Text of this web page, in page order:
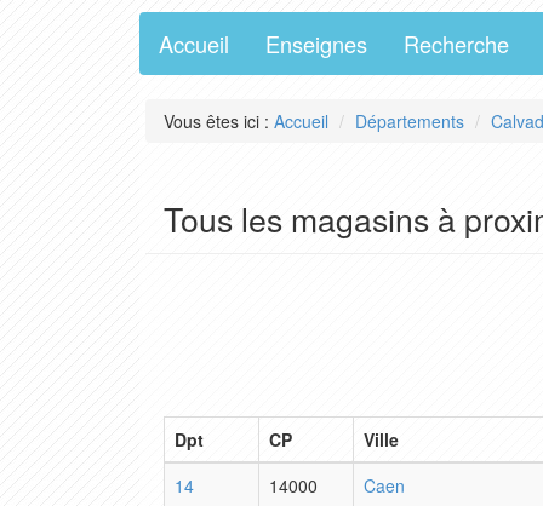
Accueil Enseignes Recherche
Vous êtes ici : Accueil Départements
Tous les magasins à
Dpt CP
Ville
14
14000
Caen